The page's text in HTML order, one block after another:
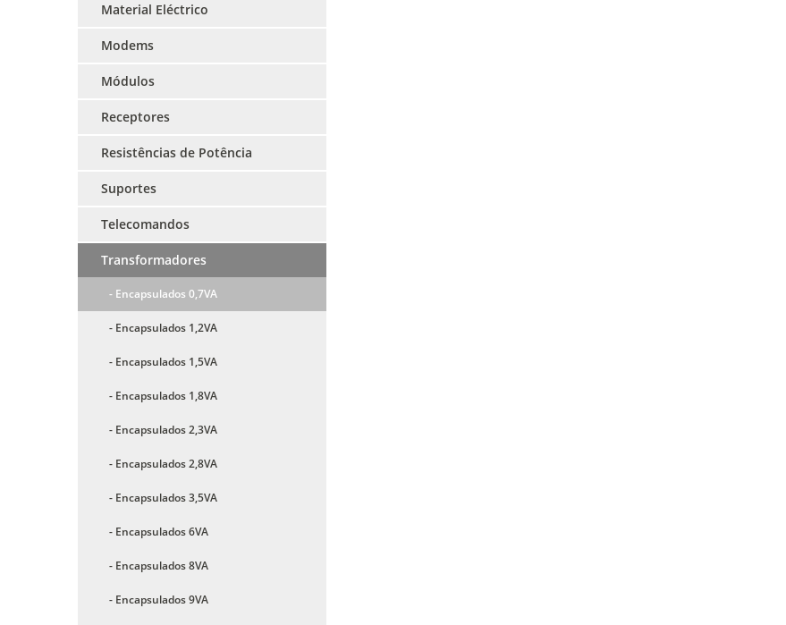
Material Eléctrico
Modems
Módulos
Receptores
Resistências de Potência
Suportes
Telecomandos
Transformadores
- Encapsulados 0,7VA
- Encapsulados 1,2VA
- Encapsulados 1,5VA
- Encapsulados 1,8VA
- Encapsulados 2,3VA
- Encapsulados 2,8VA
- Encapsulados 3,5VA
- Encapsulados 6VA
- Encapsulados 8VA
- Encapsulados 9VA